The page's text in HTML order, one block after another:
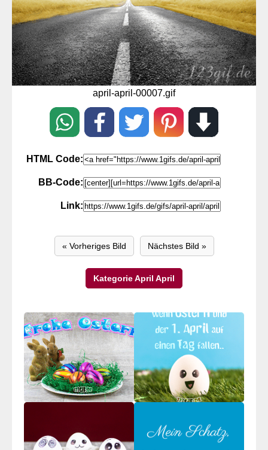
april-april-00007.gif
HTML Code:
BB-Code:
Link:
« Vorheriges Bild Nächstes Bild »
Kategorie April April